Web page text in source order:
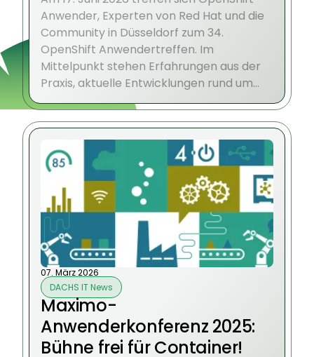
Anwender, Experten von Red Hat und die
Community in Düsseldorf zum 34.
OpenShift Anwendertreffen. Im
Mittelpunkt stehen Erfahrungen aus der
Praxis, aktuelle Entwicklungen rund um
OpenShift sowie der persönliche
07. März 2026
DACHS IT News
Maximo-
Anwenderkonferenz 2025:
Bühne frei für Container!